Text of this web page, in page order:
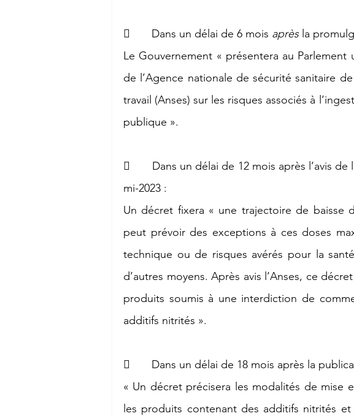
       Dans un délai de 6 mois après la
Le Gouvernement « présentera au
de l’Agence nationale de sécurité sanitaire
travail (Anses) sur les risques associés à
publique ».
       Dans un délai de 12 mois après l’avis de
mi-2023 :
Un décret fixera « une trajectoire de baisse
peut prévoir des exceptions à ces doses
technique ou de risques avérés pour la
d’autres moyens. Après avis l’Anses, ce
produits soumis à une interdiction de
additifs nitrités ».
       Dans un délai de 18 mois après la
« Un décret précisera les modalités de mise
les produits contenant des additifs nitrités